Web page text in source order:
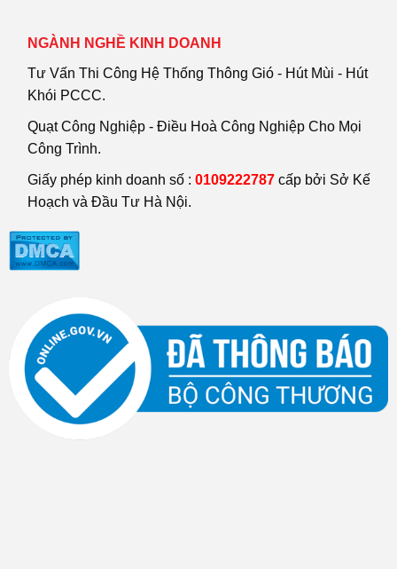
NGÀNH NGHỀ KINH DOANH
Tư Vấn Thi Công Hệ Thống Thông Gió - Hút Mùi - Hút
Khói PCCC.
Quạt Công Nghiệp - Điều Hoà Công Nghiệp Cho Mọi
Công Trình.
Giấy phép kinh doanh số : 0109222787 cấp bởi Sở Kế
Hoạch và Đầu Tư Hà Nội.